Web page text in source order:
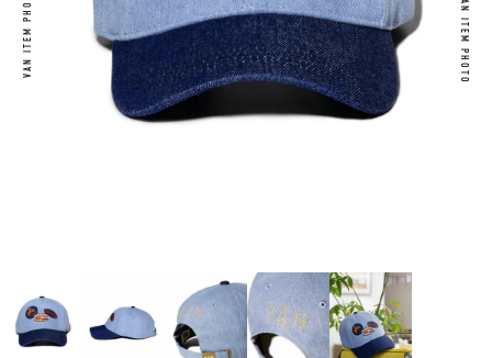
VAN ITEM PHOTO
VAN ITEM PHOTO